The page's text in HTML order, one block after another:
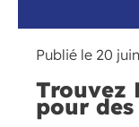
Publié le 20
Trouvez
pour